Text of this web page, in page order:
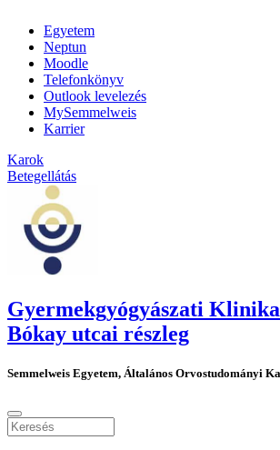
Egyetem
Neptun
Moodle
Telefonkönyv
Outlook levelezés
MySemmelweis
Karrier
Karok
Betegellátás
Gyermekgyógyászati Klinika
Bókay utcai részleg
Semmelweis Egyetem, Általános Orvostudományi